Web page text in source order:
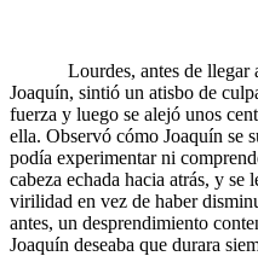
Lourdes, antes de llegar al
Joaquín, sintió un atisbo de
fuerza y luego se alejó unos
ella. Observó cómo Joaquín se
podía experimentar ni
cabeza echada hacia atrás, y se
virilidad en vez de haber
antes, un desprendimiento
Joaquín deseaba que durara